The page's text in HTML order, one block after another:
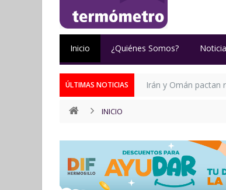
Inicio ¿Quiénes Somos?
ÚLTIMAS NOTICIAS Irán y Omán pactan
INICIO